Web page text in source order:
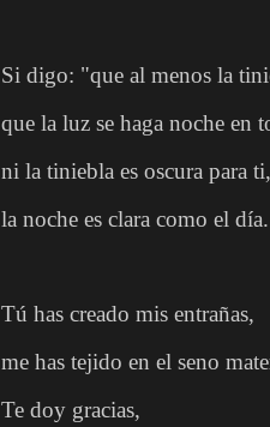
Si digo: "que al menos la
que la luz se haga noche en
ni la tiniebla es oscura para ti,
la noche es clara como el día.
Tú has creado mis entrañas,
me has tejido en el seno
Te doy gracias,